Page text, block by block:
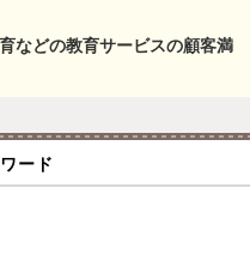
などの教育サービスの顧客満
ード